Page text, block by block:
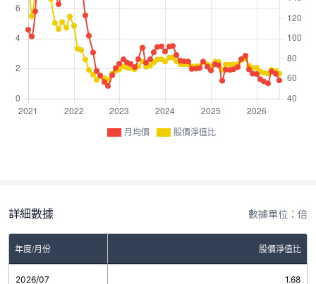
月均價 股價淨值比
詳細數據 數據單位：倍
年度/月份 股價淨值比
2026/07 1.68